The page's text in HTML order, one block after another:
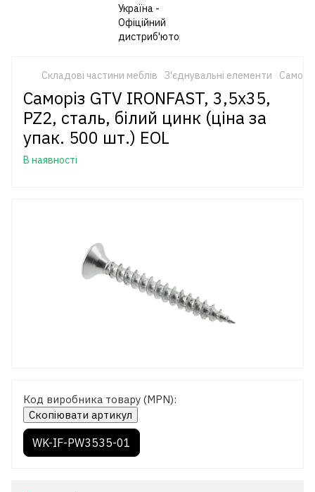
Складові частини меблів З'єднувальні елементи
Саморіз GTV IRONFAST, 3,5x35,
PZ2, сталь, білий цинк (ціна за
упак. 500 шт.) EOL
В наявності
Код виробника товару (MPN):
Скопіювати артикул
WK-IF-PW3535-01